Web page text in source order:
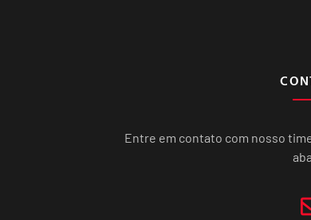
Entre em contato com nosso